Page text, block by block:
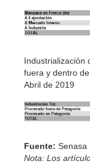
Industrialización
fuera y dentro
Abril de 2019
Fuente: Senasa
Nota: Los